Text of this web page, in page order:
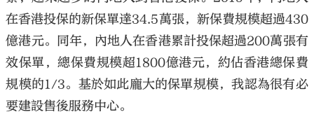
在香港投保的新保單達34.5萬張，新保費規模超過430
億港元。同年，內地人在香港累計投保超過200萬張有
效保單，總保費規模超1800億港元，約佔香港總保費
規模的1/3。基於如此龐大的保單規模，我認為很有必
要建設售後服務中心。